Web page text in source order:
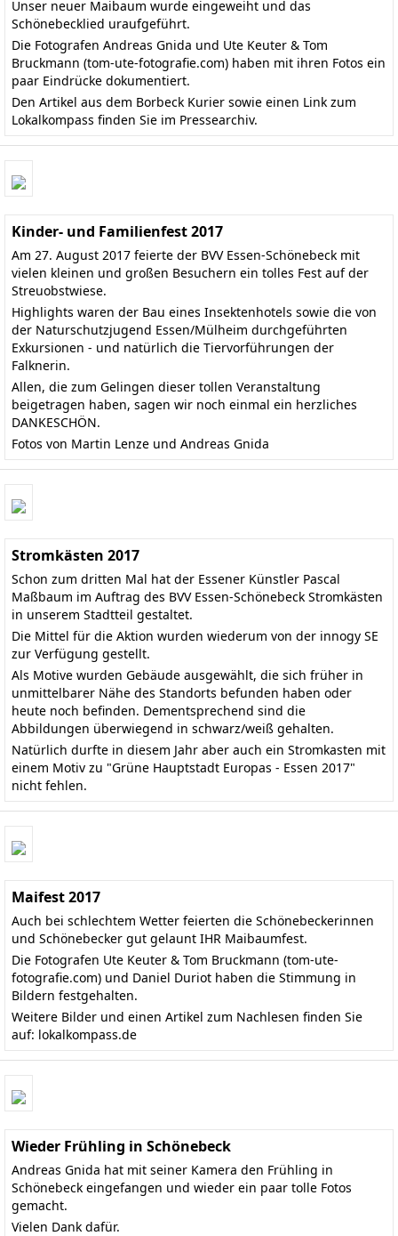
Unser neuer Maibaum wurde eingeweiht und das
Schönebecklied uraufgeführt.
Die Fotografen Andreas Gnida und Ute Keuter & Tom
Bruckmann (tom-ute-fotografie.com) haben mit ihren Fotos ein
paar Eindrücke dokumentiert.
Den Artikel aus dem Borbeck Kurier sowie einen Link zum
Lokalkompass finden Sie im Pressearchiv.
Kinder- und Familienfest 2017
Am 27. August 2017 feierte der BVV Essen-Schönebeck mit
vielen kleinen und großen Besuchern ein tolles Fest auf der
Streuobstwiese.
Highlights waren der Bau eines Insektenhotels sowie die von
der Naturschutzjugend Essen/Mülheim durchgeführten
Exkursionen - und natürlich die Tiervorführungen der
Falknerin.
Allen, die zum Gelingen dieser tollen Veranstaltung
beigetragen haben, sagen wir noch einmal ein herzliches
DANKESCHÖN.
Fotos von Martin Lenze und Andreas Gnida
Stromkästen 2017
Schon zum dritten Mal hat der Essener Künstler Pascal
Maßbaum im Auftrag des BVV Essen-Schönebeck Stromkästen
in unserem Stadtteil gestaltet.
Die Mittel für die Aktion wurden wiederum von der innogy SE
zur Verfügung gestellt.
Als Motive wurden Gebäude ausgewählt, die sich früher in
unmittelbarer Nähe des Standorts befunden haben oder
heute noch befinden. Dementsprechend sind die
Abbildungen überwiegend in schwarz/weiß gehalten.
Natürlich durfte in diesem Jahr aber auch ein Stromkasten mit
einem Motiv zu "Grüne Hauptstadt Europas - Essen 2017"
nicht fehlen.
Maifest 2017
Auch bei schlechtem Wetter feierten die Schönebeckerinnen
und Schönebecker gut gelaunt IHR Maibaumfest.
Die Fotografen Ute Keuter & Tom Bruckmann (tom-ute-
fotografie.com) und Daniel Duriot haben die Stimmung in
Bildern festgehalten.
Weitere Bilder und einen Artikel zum Nachlesen finden Sie
auf: lokalkompass.de
Wieder Frühling in Schönebeck
Andreas Gnida hat mit seiner Kamera den Frühling in
Schönebeck eingefangen und wieder ein paar tolle Fotos
gemacht.
Vielen Dank dafür.